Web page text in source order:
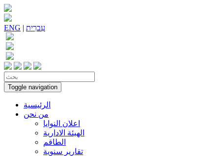
ENG | עִברִית
Toggle navigation
الرئيسية
من نحن
اعلان النوايا
الهيئة الادارية
الطاقم
تقارير سنوية